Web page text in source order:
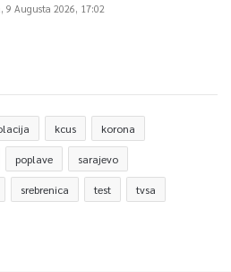
9 Augusta 2026, 17:02
kcus korona
poplave sarajevo
srebrenica test tvsa